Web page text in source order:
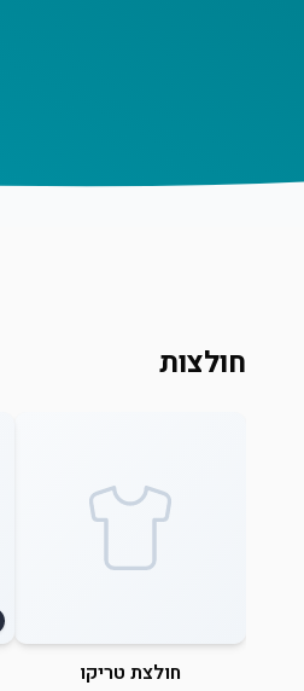
חולצות
חולצת טריקו